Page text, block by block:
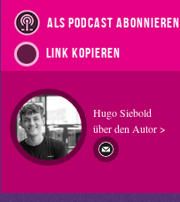
als Podcast abonnieren
Link kopieren
Hugo Siebold
über den Autor >